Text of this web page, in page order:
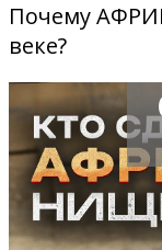
Почему
веке?